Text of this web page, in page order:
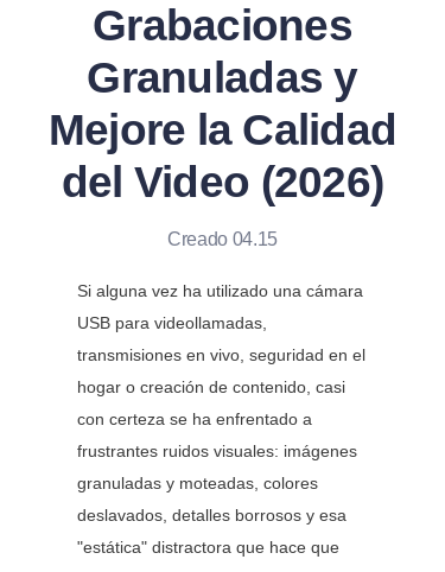
Grabaciones
Granuladas y
Mejore la Calidad
del Video (2026)
Creado 04.15
Si alguna vez ha utilizado una cámara
USB para videollamadas,
transmisiones en vivo, seguridad en el
hogar o creación de contenido, casi
con certeza se ha enfrentado a
frustrantes ruidos visuales: imágenes
granuladas y moteadas, colores
deslavados, detalles borrosos y esa
"estática" distractora que hace que